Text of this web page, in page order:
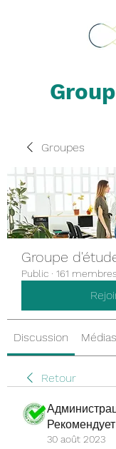
Groupes
Groupe
Public · 161 membres
Discussion Médias
Retour
Рекомендует
30 août 2023